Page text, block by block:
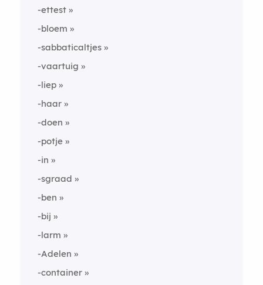
-ettest
-bloem
-sabbaticaltjes
-vaartuig
-liep
-haar
-doen
-potje
-in
-sgraad
-ben
-bij
-larm
-Adelen
-container